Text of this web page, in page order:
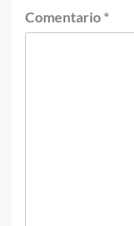
Comentario *